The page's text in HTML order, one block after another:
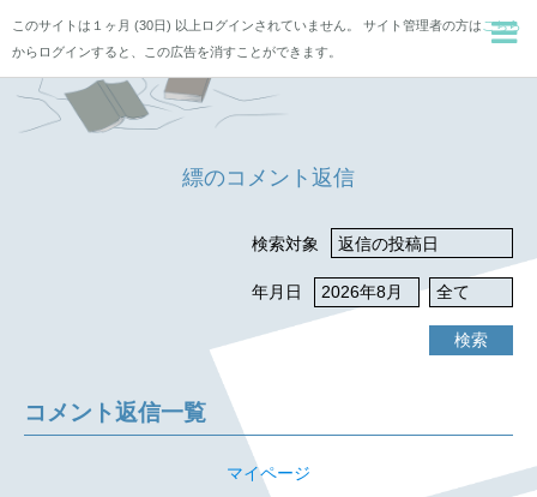
このサイトは１ヶ月 (30日) 以上ログインされていません。 サイト管理者の方は こちら
からログインすると、この広告を消すことができます。
縹のコメント返信
検索対象
年月日
検索
コメント返信一覧
マイページ